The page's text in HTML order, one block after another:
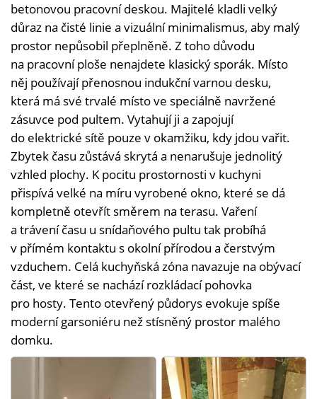
betonovou pracovní deskou. Majitelé kladli velký
důraz na čisté linie a vizuální minimalismus, aby malý
prostor nepůsobil přeplněně. Z toho důvodu
na pracovní ploše nenajdete klasický sporák. Místo
něj používají přenosnou indukční varnou desku,
která má své trvalé místo ve speciálně navržené
zásuvce pod pultem. Vytahují ji a zapojují
do elektrické sítě pouze v okamžiku, kdy jdou vařit.
Zbytek času zůstává skrytá a nenarušuje jednolitý
vzhled plochy. K pocitu prostornosti v kuchyni
přispívá velké na míru vyrobené okno, které se dá
kompletně otevřít směrem na terasu. Vaření
a trávení času u snídaňového pultu tak probíhá
v přímém kontaktu s okolní přírodou a čerstvým
vzduchem. Celá kuchyňská zóna navazuje na obývací
část, ve které se nachází rozkládací pohovka
pro hosty. Tento otevřený půdorys evokuje spíše
moderní garsoniéru než stísněný prostor malého
domku.